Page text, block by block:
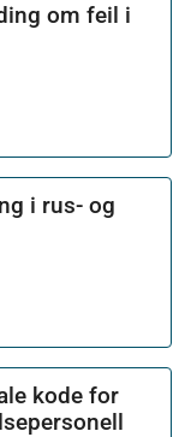
om feil i
i rus- og
kode for